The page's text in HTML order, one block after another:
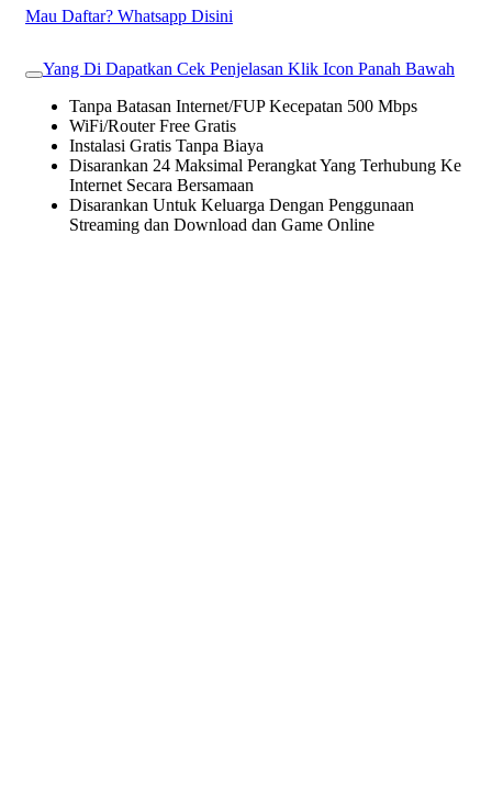
Mau Daftar? Whatsapp Disini
Yang Di Dapatkan Cek Penjelasan Klik Icon Panah Bawah
Tanpa Batasan Internet/FUP Kecepatan 500 Mbps
WiFi/Router Free Gratis
Instalasi Gratis Tanpa Biaya
Disarankan 24 Maksimal Perangkat Yang Terhubung Ke
Internet Secara Bersamaan
Disarankan Untuk Keluarga Dengan Penggunaan
Streaming dan Download dan Game Online